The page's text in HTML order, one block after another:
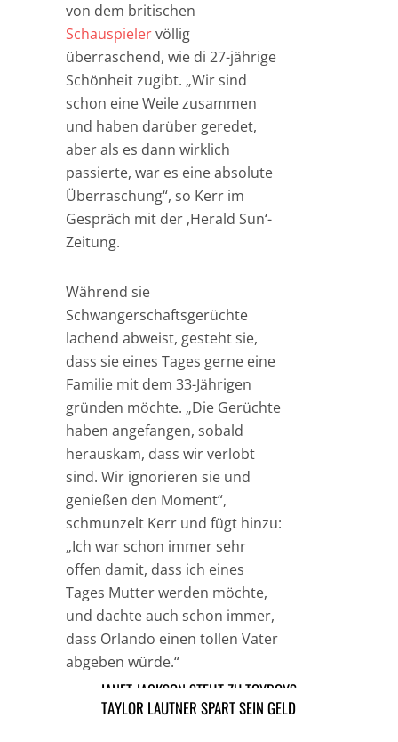
von dem britischen
Schauspielervöllig
überraschend, wie di 27-jährige
Schönheit zugibt. „Wir sind
schon eine Weile zusammen
und haben darüber geredet,
aber als es dann wirklich
passierte, war es eine absolute
Überraschung“, so Kerr im
Gespräch mit der ‚Herald Sun‘-
Zeitung.
Während sie
Schwangerschaftsgerüchte
lachend abweist, gesteht sie,
dass sie eines Tages gerne eine
Familie mit dem 33-Jährigen
gründen möchte. „Die Gerüchte
haben angefangen, sobald
herauskam, dass wir verlobt
sind. Wir ignorieren sie und
genießen den Moment“,
schmunzelt Kerr und fügt hinzu:
„Ich war schon immer sehr
offen damit, dass ich eines
Tages Mutter werden möchte,
und dachte auch schon immer,
dass Orlando einen tollen Vater
abgeben würde.“
HOLLYWOOD MODELS
JANET JACKSON STEHT ZU TOYBOYS
TAYLOR LAUTNER SPART SEIN GELD